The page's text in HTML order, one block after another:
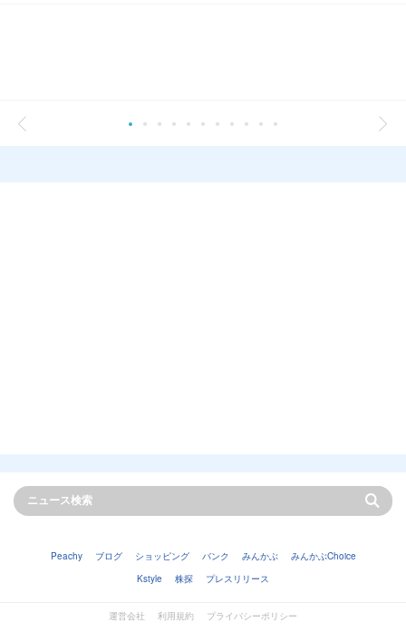
Peachy ブログ ショッピング バンク みんかぶ
みんかぶChoice
Kstyle
株探 プレスリリース
運営会社 利用規約
プライバシーポリシー